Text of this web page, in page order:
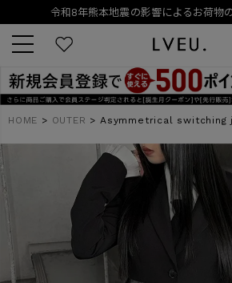
令和8年熊本地震の影響によるお荷物
新規会員登録でもれなく500ポイン
令和8年熊本地震の影響によるお荷物
キーワード
HOME OUTER Asymmetrical switching